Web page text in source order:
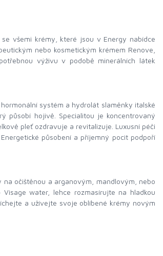
všemi krémy, které jsou v Energy nabídce
nebo kosmetickým krémem Renove,
výživu v podobě minerálních látek
systém a hydrolát slaměnky italské
působí hojivě. Specialitou je koncentrovaný
pleť ozdravuje a revitalizuje. Luxusní péči
působení a příjemný pocit podpoří
očištěnou a arganovým, mandlovým, nebo
water, lehce rozmasírujte na hladkou
a užívejte svoje oblíbené krémy novým